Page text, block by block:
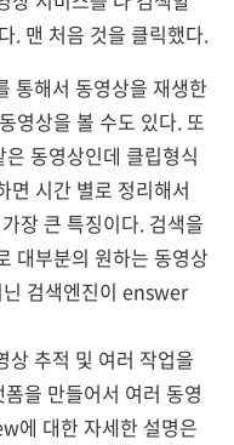
. 맨 처음 것을 클릭했다.
통해서 동영상을 재생한
영상을 볼 수도 있다. 또
동영상인데 클립형식
면 시간 별로 정리해서
장 큰 특징이다. 검색을
대부분의 원하는 동영상
검색엔진이 enswer
추적 및 여러 작업을
을 만들어서 여러 동영
에 대한 자세한 설명은